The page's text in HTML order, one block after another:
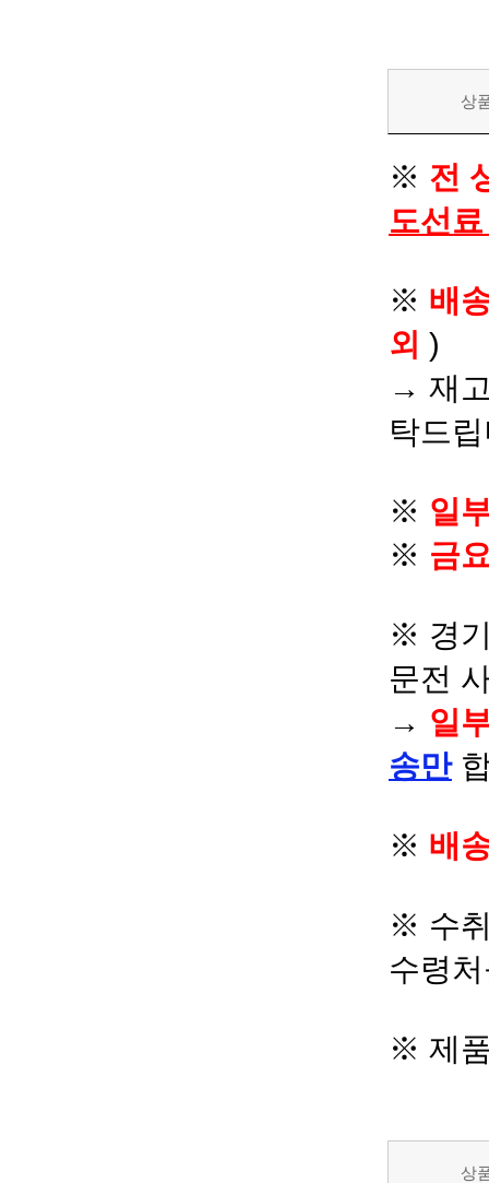
상
※ 전
도선
※ 배
외 )
→ 재
탁드
※ 일
※ 금
※ 경
문전
→ 일
송만
※ 배
※ 수
수령
※ 제
상